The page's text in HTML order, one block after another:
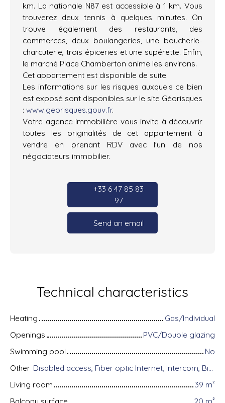
km. La nationale N87 est accessible à 1 km. Vous
trouverez deux tennis à quelques minutes. On
trouve également des restaurants, des
commerces, deux boulangeries, une boucherie-
charcuterie, trois épiceries et une supérette. Enfin,
le marché Place Chamberton anime les environs.
Cet appartement est disponible de suite.
Les informations sur les risques auxquels ce bien
est exposé sont disponibles sur le site Géorisques
: www.georisques.gouv.fr.
Votre agence immobilière vous invite à découvrir
toutes les originalités de cet appartement à
vendre en prenant RDV avec l'un de nos
négociateurs immobilier.
+33 6 47 85 83
97
Send an email
Technical characteristics
Heating
Gas/Individual
Openings
PVC/Double glazing
Swimming pool
No
Other
Disabled access, Fiber optic Internet, Intercom, Bike storage, Motorized gate, Armored door, Alarm system, Videophone, Electric shutters
Living room
39 m²